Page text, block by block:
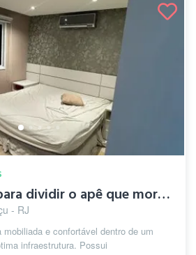
Busco alguem para dividir o apê que moro...
- RJ
e confortável dentro de um
infraestrutura. Possui